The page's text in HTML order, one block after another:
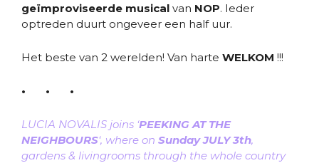
geïmproviseerde musical van NOP. Ieder
optreden duurt ongeveer een half uur.
Het beste van 2 werelden! Van harte WELKOM !!!
• • •
LUCIA NOVALIS joins ‘PEEKING AT THE
NEIGHBOURS‘, where on Sunday JULY 3th,
gardens & livingrooms through the whole country